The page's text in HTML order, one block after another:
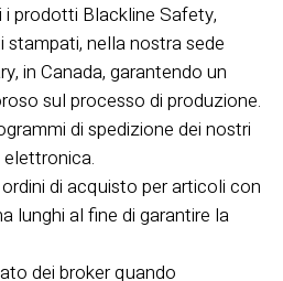
prodotti Blackline Safety,
stampati, nella nostra sede
in Canada, garantendo un
sul processo di produzione.
di spedizione dei nostri
di acquisto per articoli con
lunghi al fine di garantire la
dei broker quando